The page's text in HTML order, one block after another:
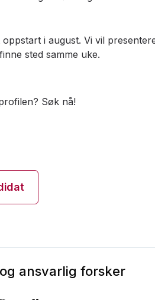
i august. Vi vil
sted samme uke.
Søk nå!
ansvarlig forsker